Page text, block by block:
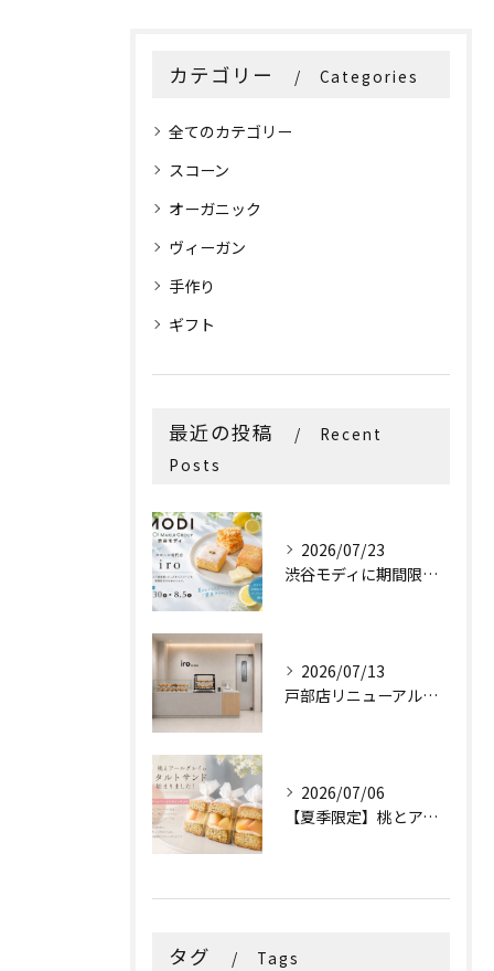
カテゴリー Categories
全てのカテゴリー
スコーン
オーガニック
ヴィーガン
手作り
ギフト
最近の投稿
Recent
Posts
2026/07/23
渋谷モディに期間限定出店！
2026/07/13
戸部店リニューアルオープンのお知らせ✨
2026/07/06
【夏季限定】桃とアールグレイのタルトサンドが登場🍑
タグ Tags